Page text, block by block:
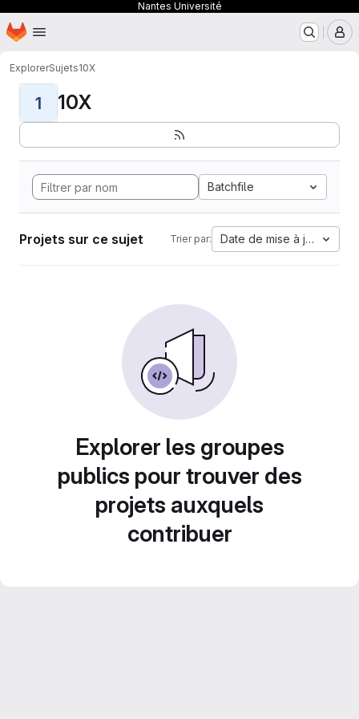
Nantes Université
Passer au contenu principal
Page d'accueil
ExplorerSujets10X
1 10X
Batchfile
Projets sur ce sujet Trier par: Date de mise à jour
Explorer les groupes
publics pour trouver des
projets auxquels
contribuer